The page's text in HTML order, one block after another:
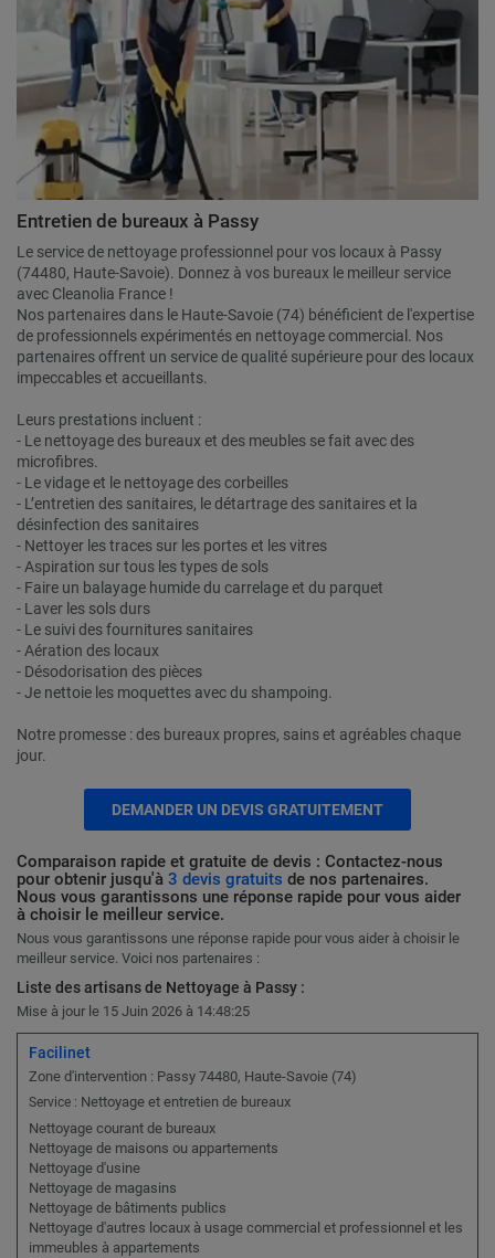
Entretien de bureaux à Passy
Le service de nettoyage professionnel pour vos locaux à Passy
(74480, Haute-Savoie). Donnez à vos bureaux le meilleur service
avec Cleanolia France !
Nos partenaires dans le Haute-Savoie (74) bénéficient de l'expertise
de professionnels expérimentés en nettoyage commercial. Nos
partenaires offrent un service de qualité supérieure pour des locaux
impeccables et accueillants.
Leurs prestations incluent :
- Le nettoyage des bureaux et des meubles se fait avec des
microfibres.
- Le vidage et le nettoyage des corbeilles
- L’entretien des sanitaires, le détartrage des sanitaires et la
désinfection des sanitaires
- Nettoyer les traces sur les portes et les vitres
- Aspiration sur tous les types de sols
- Faire un balayage humide du carrelage et du parquet
- Laver les sols durs
- Le suivi des fournitures sanitaires
- Aération des locaux
- Désodorisation des pièces
- Je nettoie les moquettes avec du shampoing.
Notre promesse : des bureaux propres, sains et agréables chaque
jour.
DEMANDER UN DEVIS GRATUITEMENT
Comparaison rapide et gratuite de devis : Contactez-nous
pour obtenir jusqu'à 3 devis gratuits de nos partenaires.
Nous vous garantissons une réponse rapide pour vous aider
à choisir le meilleur service.
Nous vous garantissons une réponse rapide pour vous aider à choisir le
meilleur service. Voici nos partenaires :
Liste des artisans de Nettoyage à Passy :
Mise à jour le 15 Juin 2026 à 14:48:25
Facilinet
Zone d'intervention : Passy 74480, Haute-Savoie (74)
Service : Nettoyage et entretien de bureaux
Nettoyage courant de bureaux
Nettoyage de maisons ou appartements
Nettoyage d'usine
Nettoyage de magasins
Nettoyage de bâtiments publics
Nettoyage d'autres locaux à usage commercial et professionnel et les
immeubles à appartements